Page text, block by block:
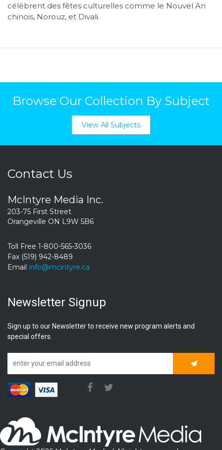
célèbrent des fêtes culturelles comme le Nouvel An
chinois, Norouz, et Divali.
Browse Our Collection By Subject
View All Subjects
Contact Us
McIntyre Media Inc.
203-75 First Street
Orangeville ON L9W 5B6
Toll Free 1-800-565-3036
Fax (519) 942-8489
Email info@mcintyre.ca
Newsletter Signup
Sign up to our Newsletter to receive new program alerts and
special offers.